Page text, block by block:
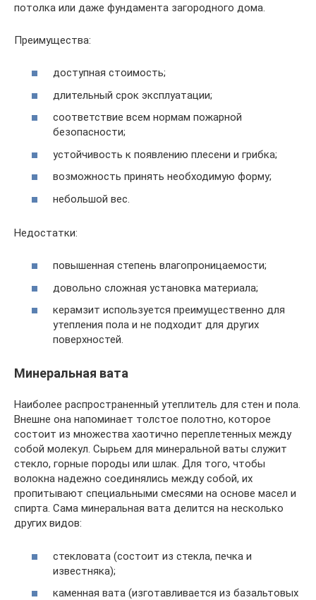
потолка или даже фундамента загородного дома.
Преимущества:
доступная стоимость;
длительный срок эксплуатации;
соответствие всем нормам пожарной
безопасности;
устойчивость к появлению плесени и грибка;
возможность принять необходимую форму;
небольшой вес.
Недостатки:
повышенная степень влагопроницаемости;
довольно сложная установка материала;
керамзит используется преимущественно для
утепления пола и не подходит для других
поверхностей.
Минеральная вата
Наиболее распространенный утеплитель для стен и пола.
Внешне она напоминает толстое полотно, которое
состоит из множества хаотично переплетенных между
собой молекул. Сырьем для минеральной ваты служит
стекло, горные породы или шлак. Для того, чтобы
волокна надежно соединялись между собой, их
пропитывают специальными смесями на основе масел и
спирта. Сама минеральная вата делится на несколько
других видов:
стекловата (состоит из стекла, печка и
известняка);
каменная вата (изготавливается из базальтовых